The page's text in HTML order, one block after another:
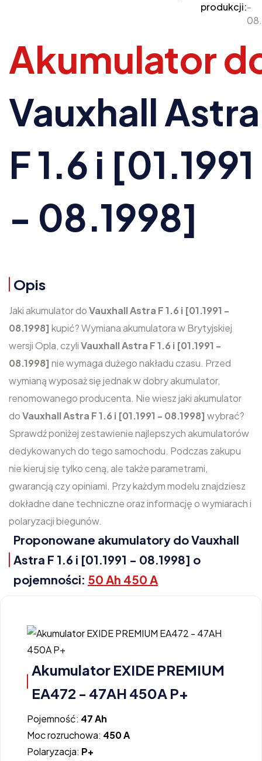
produkcji:-
Akumulator
Vauxhall Astra
F 1.6 i [01.1991
- 08.1998]
Opis
Jaki akumulator doVauxhall Astra F 1.6 i [01.1991 -
08.1998] kupić? Wymiana akumulatora w Brytyjskiej
wersji Opla, czyliVauxhall Astra F 1.6 i [01.1991 -
08.1998] nie wymaga dużego nakładu czasu. Przed
wymianą wyposaż się jednak w dobry akumulator,
renomowanego producenta. Nie wiesz jaki akumulator
doVauxhall Astra F 1.6 i [01.1991 - 08.1998] wybrać?
Sprawdź poniżej zestawienie najlepszych akumulatorów
dedykowanych do tego samochodu. Podczas zakupu
nie kieruj się tylko ceną, ale także parametrami,
gwarancją czy opiniami. Przy każdym modelu znajdziesz
dokładne dane techniczne oraz informację o wymiarach i
polaryzacji biegunów.
Proponowane akumulatory do Vauxhall
Astra F 1.6 i [01.1991 - 08.1998] o
pojemności: 50 Ah 450 A
Akumulator EXIDE PREMIUM
EA472 - 47AH 450A P+
Pojemność: 47 Ah
Moc rozruchowa: 450 A
Polaryzacja: P+